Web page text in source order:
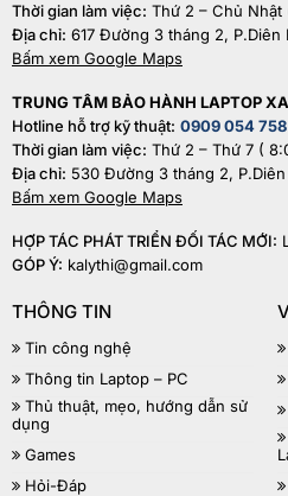
Thời gian làm việc: Thứ 2 – Chủ Nhật
Địa chỉ: 617 Đường 3 tháng 2, P.Diên
Bấm xem Google Maps
TRUNG TÂM BẢO HÀNH LAPTOP
Hotline hỗ trợ kỹ thuật: 0909 054 758
Thời gian làm việc: Thứ 2 – Thứ 7 (
Địa chỉ: 530 Đường 3 tháng 2,
Bấm xem Google Maps
HỢP TÁC PHÁT TRIỂN ĐỐI TÁC MỚI:
GÓP Ý: kalythi@gmail.com
THÔNG TIN
Tin công nghệ
Thông tin Laptop – PC
Thủ thuật, mẹo, hướng dẫn sử
dụng
Games
Hỏi-Đáp